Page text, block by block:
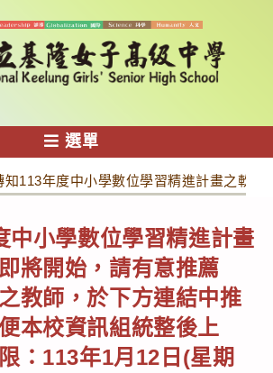
選單
知113年度中小學數位學習精進計畫之軟
中小學數位學習精進計畫
將開始，請有意推薦
教師，於下方連結中推
本校資訊組統整後上
：113年1月12日(星期